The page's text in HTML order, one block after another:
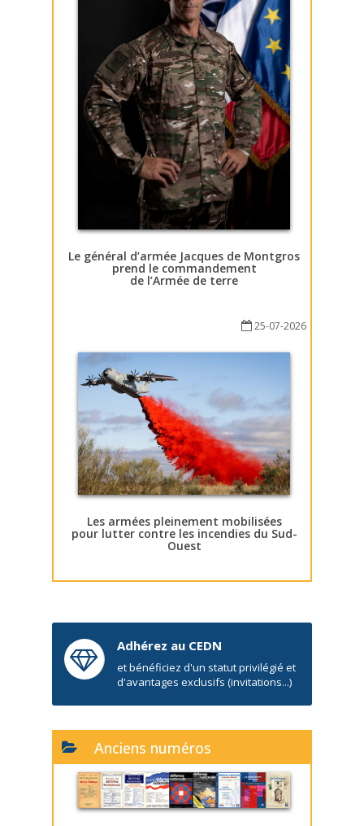
Le général d’armée Jacques de Montgros
prend le commandement
de l’Armée de terre
25-07-2026
Les armées pleinement mobilisées
pour lutter contre les incendies du Sud-
Ouest
Adhérez au CEDN
et bénéficiez d'un statut privilégié et
d'avantages exclusifs (invitations...)
Anciens numéros